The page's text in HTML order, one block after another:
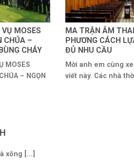
MOSES
CHÚA –
CHÁY
MOSES
– NGỌN
MA TRẬN ÂM
PHƯƠNG CÁCH
ĐỦ NHU CẦU
Mời anh em cùng
viết này. Các nhà
xông [...]